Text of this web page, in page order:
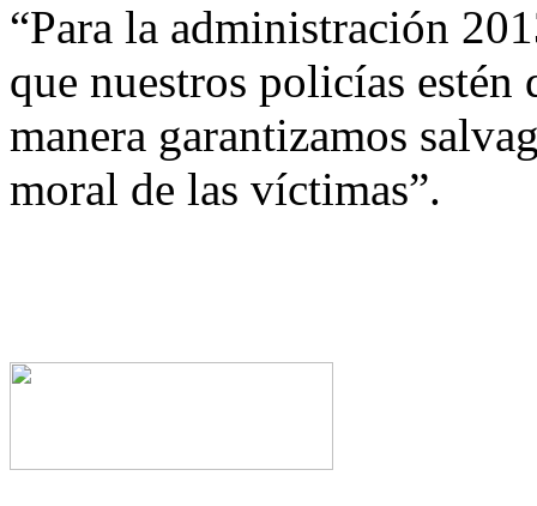
“Para la administración
que nuestros policías estén
manera garantizamos
moral de las víctimas”.